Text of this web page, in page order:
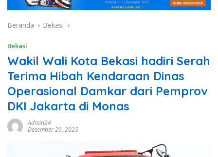
Beranda Bekasi
Bekasi
Wakil Wali Kota Bekasi hadiri Serah
Terima Hibah Kendaraan Dinas
Operasional Damkar dari Pemprov
DKI Jakarta di Monas
Admin24
Desember 29, 2025